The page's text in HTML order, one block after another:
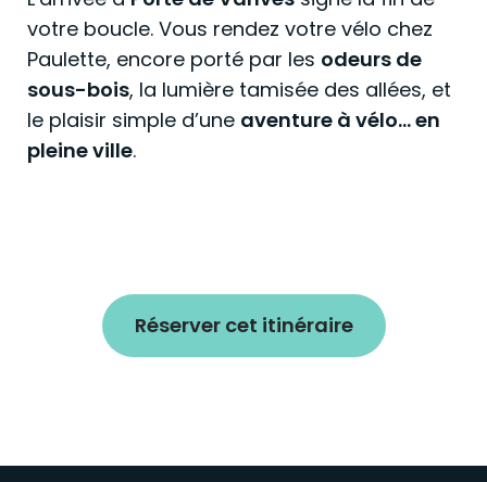
votre boucle. Vous rendez votre vélo chez
Paulette, encore porté par les odeurs de
sous-bois, la lumière tamisée des allées, et
le plaisir simple d’une aventure à vélo… en
pleine ville.
Réserver cet itinéraire